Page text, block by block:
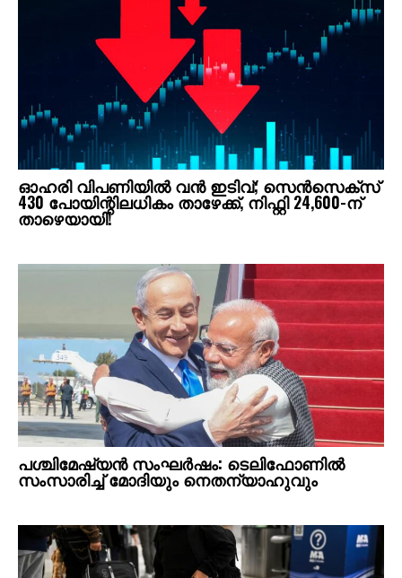
ഓഹരി വിപണിയില്‍ വന്‍ ഇടിവ്; സെന്‍സെക്‌സ്
430 പോയിന്റിലധികം താഴേക്ക്, നിഫ്റ്റി 24,600-ന്
താഴെയായി!
പശ്ചിമേഷ്യന്‍ സംഘര്‍ഷം: ടെലിഫോണില്‍
സംസാരിച്ച് മോദിയും നെതന്യാഹുവും